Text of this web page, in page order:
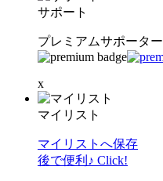
サポート
プレミアムサポーター
x
マイリスト
マイリストへ保存
後で便利♪ Click!